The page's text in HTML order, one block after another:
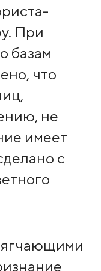
При
базам
что
не
имеет
с